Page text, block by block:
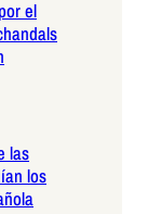
el
las
los